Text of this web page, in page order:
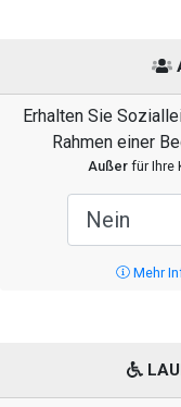
Erhalten Sie
Rahmen einer
Außerfür Ihre
Mehr